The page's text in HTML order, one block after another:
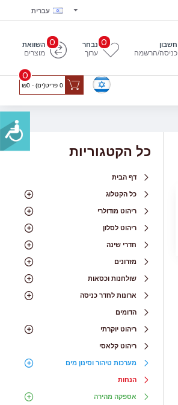
עברית
חשבון
כניסה/הרשמה
נבחר
ערוך
0 השוואת
מוצרים
0
0 פריט(ים) - ₪0
0
כל הקטגוריות
דף הבית
כל הקטלוג
ריהוט מודולרי
ריהוט לסלון
חדרי שינה
מזרונים
שולחנות וכסאות
ארונות לחדר כניסה
הדומים
ריהוט יוקרתי
ריהוט קלאסי
מערכות טיהור וסינון מים
הנחות
אספקה מהירה